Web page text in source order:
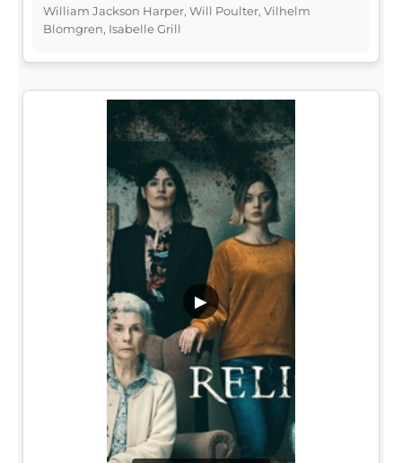
William Jackson Harper, Will Poulter, Vilhelm
Blomgren, Isabelle Grill
▶